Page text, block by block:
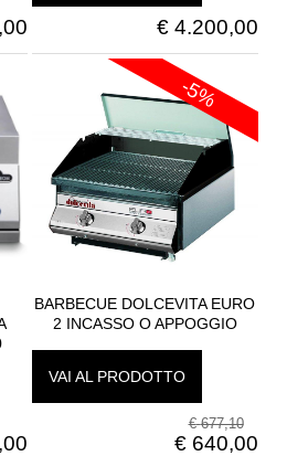
€ 4.200,00
-5%
BARBECUE DOLCEVITA EURO
2 INCASSO O APPOGGIO
VAI AL PRODOTTO
€ 677,10
€ 640,00